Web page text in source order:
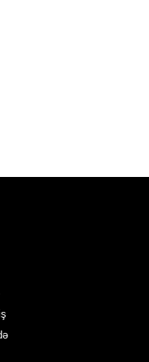
və Koreyada əsas istehsal